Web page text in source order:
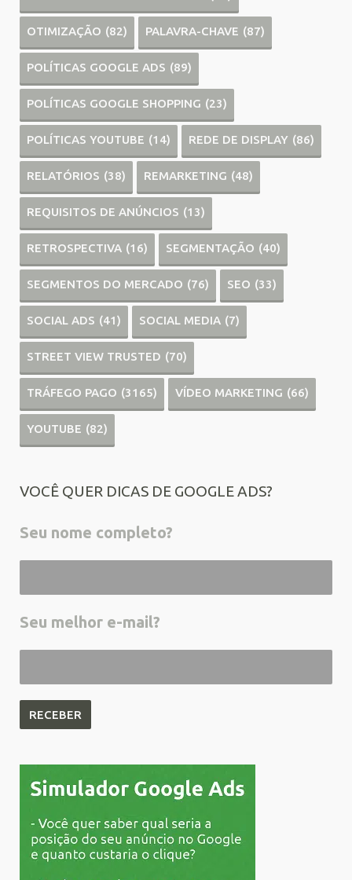
OTIMIZAÇÃO (82) PALAVRA-CHAVE (87)
POLÍTICAS GOOGLE ADS (89)
POLÍTICAS GOOGLE SHOPPING (23)
POLÍTICAS YOUTUBE (14) REDE DE DISPLAY (86)
RELATÓRIOS (38) REMARKETING (48)
REQUISITOS DE ANÚNCIOS (13)
RETROSPECTIVA (16) SEGMENTAÇÃO (40)
SEGMENTOS DO MERCADO (76) SEO (33)
SOCIAL ADS (41) SOCIAL MEDIA (7)
STREET VIEW TRUSTED (70)
TRÁFEGO PAGO (3165) VÍDEO MARKETING (66)
YOUTUBE (82)
VOCÊ QUER DICAS DE GOOGLE ADS?
Seu nome completo?
Seu melhor e-mail?